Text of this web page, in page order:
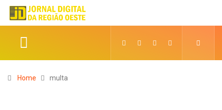
Home multa